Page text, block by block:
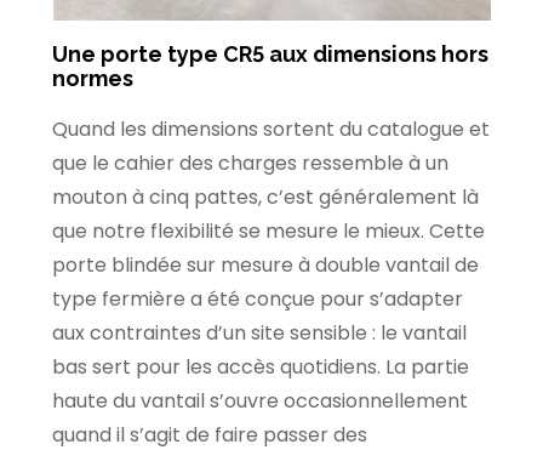
Une porte type CR5 aux dimensions hors
normes
Quand les dimensions sortent du catalogue et
que le cahier des charges ressemble à un
mouton à cinq pattes, c’est généralement là
que notre flexibilité se mesure le mieux. Cette
porte blindée sur mesure à double vantail de
type fermière a été conçue pour s’adapter
aux contraintes d’un site sensible : le vantail
bas sert pour les accès quotidiens. La partie
haute du vantail s’ouvre occasionnellement
quand il s’agit de faire passer des